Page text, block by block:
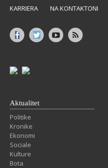
KARRIERA NA KONTAKTONI
Aktualitet
Politike
Kronike
Ekonomi
Sociale
Kulture
Bota